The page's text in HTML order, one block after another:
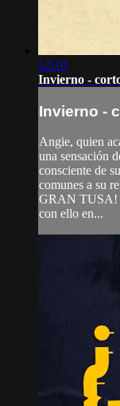
12:10
Invierno -
Invierno -
Angie, quien
una sensación
consciente de
comunes a su
GRAN TUSA!
con ello en...